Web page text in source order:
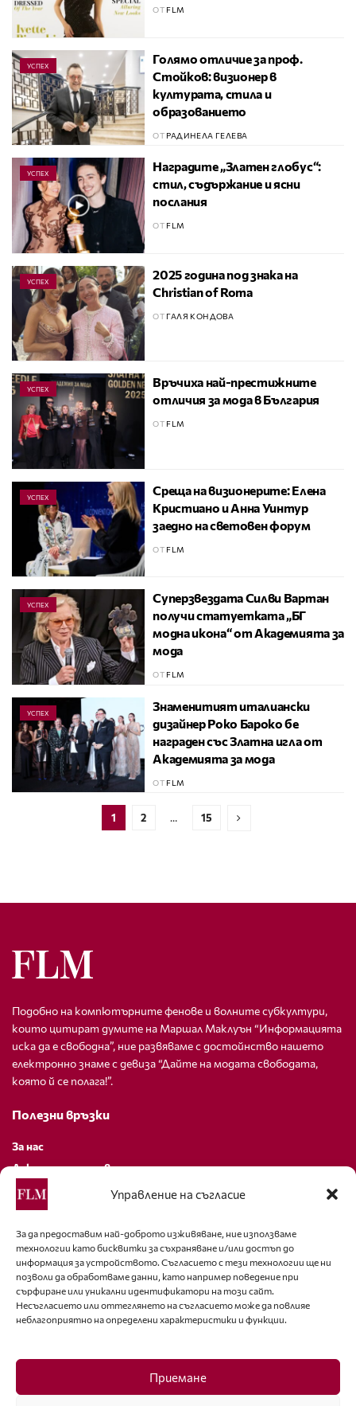
Управление на съгласие
За да предоставим най-доброто изживяване, ние използваме
технологии като бисквитки за съхраняване и/или достъп до
информация за устройството. Съгласието с тези технологии ще ни
позволи да обработваме данни, като например поведение при
сърфиране или уникални идентификатори на този сайт.
Несъгласието или оттеглянето на съгласието може да повлияе
неблагоприятно на определени характеристики и функции.
Приемане
ОТ FLM
УСПЕХ
Голямо отличие за проф.
Стойков: визионер в
културата, стила и
образованието
ОТ РАДИНЕЛА ГЕЛЕВА
УСПЕХ
Наградите „Златен глобус“:
стил, съдържание и ясни
послания
ОТ FLM
УСПЕХ
2025 година под знака на
Christian of Roma
ОТ ГАЛЯ КОНДОВА
УСПЕХ
Връчиха най-престижните
отличия за мода в България
ОТ FLM
УСПЕХ
Среща на визионерите: Елена
Кристиано и Анна Уинтур
заедно на световен форум
ОТ FLM
УСПЕХ
Суперзвездата Силви Вартан
получи статуетката „БГ
модна икона“ от Академията за
мода
ОТ FLM
УСПЕХ
Знаменитият италиански
дизайнер Роко Бароко бе
награден със Златна игла от
Академията за мода
ОТ FLM
1 2 … 15
Подобно на компютърните фенове и волните субкултури,
които цитират думите на Маршал Маклуън “Информацията
иска да е свободна”, ние развяваме с достойнство нашето
електронно знаме с девиза “Дайте на модата свободата,
която й се полага!”.
Полезни връзки
За нас
Декларация за поверителност
Политика за бисквитки
За контакти
editor@fashion-lifestyle.net
+359 88 227 33 47
Последвайте ни
Facebook